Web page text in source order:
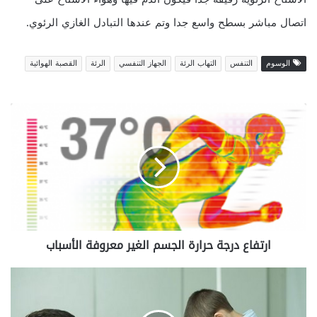
اتصال مباشر بسطح واسع جدا وتم عندها التبادل الغازي الرئوي.
الوسوم التنفس التهاب الرئة الجهاز التنفسي الرئة القصبة الهوائية
ا
ارتفاع درجة حرارة الجسم الغير معروفة الأسباب